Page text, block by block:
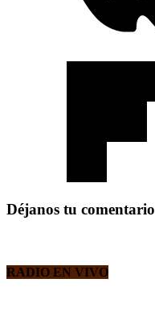
Déjanos tu comentario
RADIO EN VIVO